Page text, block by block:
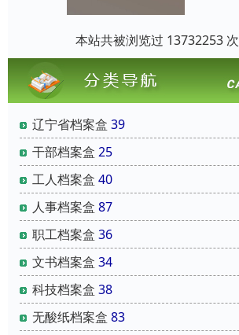
本站共被浏览过 13732253 次
辽宁省档案盒 39
干部档案盒 25
工人档案盒 40
人事档案盒 87
职工档案盒 36
文书档案盒 34
科技档案盒 38
无酸纸档案盒 83